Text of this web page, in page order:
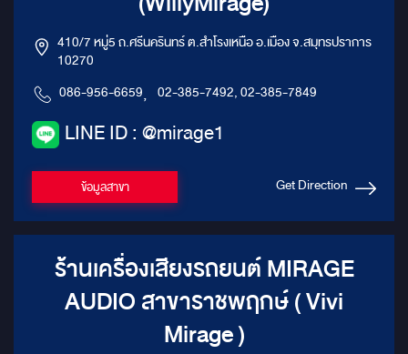
410/7 หมู่5 ถ.ศรีนครินทร์ ต.สำโรงเหนือ อ.เมือง จ.สมุทรปราการ
10270
086-956-6659, 02-385-7492, 02-385-7849
LINE ID : @mirage1
ข้อมูลสาขา Get Direction
ร้านเครื่องเสียงรถยนต์ MIRAGE
AUDIO สาขาราชพฤกษ์ ( Vivi
Mirage )